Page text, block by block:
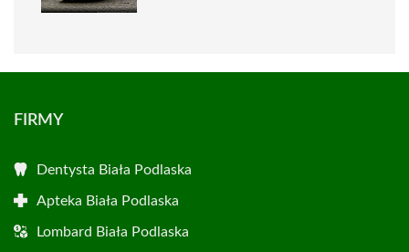
FIRMY
Dentysta Biała Podlaska
Apteka Biała Podlaska
Lombard Biała Podlaska